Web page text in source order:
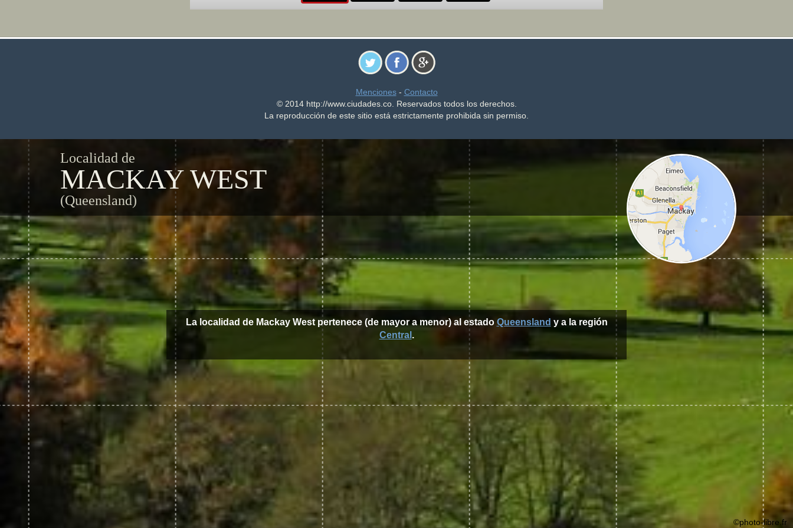
Menciones- Contacto
© 2014 http://www.ciudades.co. Reservados todos los derechos.
La reproducción de este sitio está estrictamente prohibida sin permiso.
Localidad de
MACKAY WEST
(Queensland)
La localidad de Mackay West pertenece (de mayor a menor) al estado Queensland y a la región
Central .
©photo-libre.fr